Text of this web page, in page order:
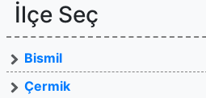
İlçe Seç
Bismil
Çermik